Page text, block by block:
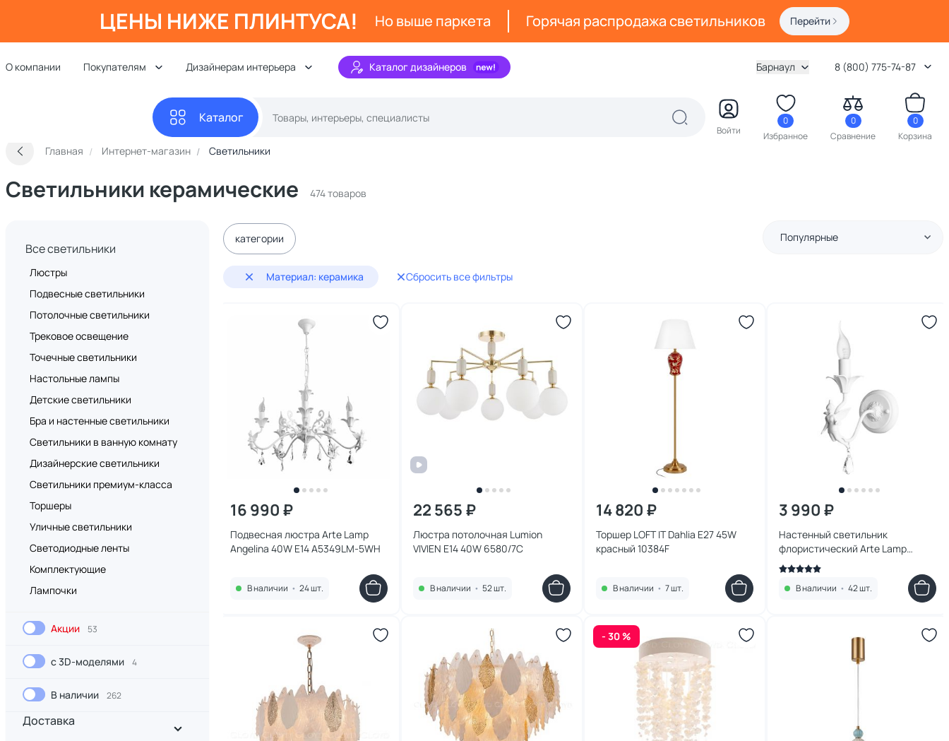
ЦЕНЫ НИЖЕ ПЛИНТУСА! Но выше паркета Горячая распродажа светильников Перейти
О компании Покупателям Дизайнерам интерьера Каталог дизайнеров Барнаул 8 (800) 775-74-87
Каталог
Войти
0
Избранное
0
Сравнение
0
Корзина
Главная Интернет-магазин Светильники
Светильники керамические 474 товаров
Все светильники
Люстры
Подвесные светильники
Потолочные светильники
Трековое освещение
Точечные светильники
Настольные лампы
Детские светильники
Бра и настенные светильники
Светильники в ванную комнату
Дизайнерские светильники
Светильники премиум-класса
Торшеры
Уличные светильники
Светодиодные ленты
Комплектующие
Лампочки
Акции 53
с 3D-моделями 4
В наличии 262
Доставка
категории
Материал: керамика Сбросить все фильтры
Популярные
16 990 ₽
Подвесная люстра Arte Lamp
Angelina 40W E14 A5349LM-5WH
В наличии • 24 шт.
22 565 ₽
Люстра потолочная Lumion
VIVIEN E14 40W 6580/7C
В наличии • 52 шт.
14 820 ₽
Торшер LOFT IT Dahlia E27 45W
красный 10384F
В наличии • 7 шт.
3 990 ₽
Настенный светильник
флористический Arte Lamp
Angelina A5349AP-1WH
В наличии • 42 шт.
- 30 %